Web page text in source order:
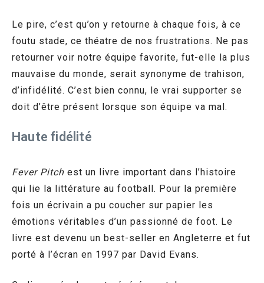
Le pire, c’est qu’on y retourne à chaque fois, à ce
foutu stade, ce théatre de nos frustrations. Ne pas
retourner voir notre équipe favorite, fut-elle la plus
mauvaise du monde, serait synonyme de trahison,
d’infidélité. C’est bien connu, le vrai supporter se
doit d’être présent lorsque son équipe va mal.
Haute fidélité
Fever Pitch est un livre important dans l’histoire
qui lie la littérature au football. Pour la première
fois un écrivain a pu coucher sur papier les
émotions véritables d’un passionné de foot. Le
livre est devenu un best-seller en Angleterre et fut
porté à l’écran en 1997 par David Evans.